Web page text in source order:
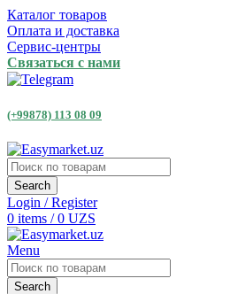
Каталог товаров
Оплата и доставка
Сервис-центры
Связаться с нами
(+99878) 113 08 09
Search
Login / Register
0 items / 0 UZS
Menu
Search